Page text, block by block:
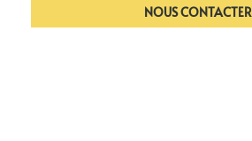
NOUS CONTACTER